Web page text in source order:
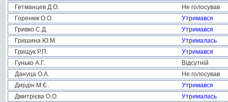
Гетманцев Д.О.
Не голосував
Горенюк О.О.
Утримався
Гривко С.Д.
Утримався
Гришина Ю.М.
Утрималась
Грищук Р.П.
Утримався
Гунько А.Г.
Відсутній
Дануца О.А.
Не голосував
Дирдін М.Є.
Утримався
Дмитрієва О.О.
Утрималась